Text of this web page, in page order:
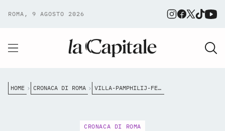
ROMA, 9 AGOSTO 2026
HOME CRONACA DI ROMA VILLA-PAMPHILIJ-FERMATO-IN-GRECIA-IL-PRESUNTO-KILLER
CRONACA DI ROMA